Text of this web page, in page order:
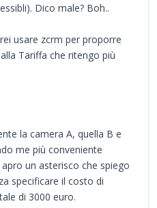
Dico male? Boh..
usare zcrm per proporre
Tariffa che ritengo più
la camera A, quella B e
me più conveniente
un asterisco che spiego
specificare il costo di
di 3000 euro.